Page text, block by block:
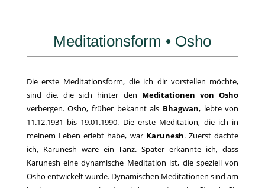
Meditationsform • Osho
Die erste Meditationsform, die ich dir vorstellen möchte,
sind die, die sich hinter den Meditationen von Osho
verbergen. Osho, früher bekannt als Bhagwan, lebte von
11.12.1931 bis 19.01.1990. Die erste Meditation, die ich in
meinem Leben erlebt habe, war Karunesh. Zuerst dachte
ich, Karunesh wäre ein Tanz. Später erkannte ich, dass
Karunesh eine dynamische Meditation ist, die speziell von
Osho entwickelt wurde. Dynamischen Meditationen sind am